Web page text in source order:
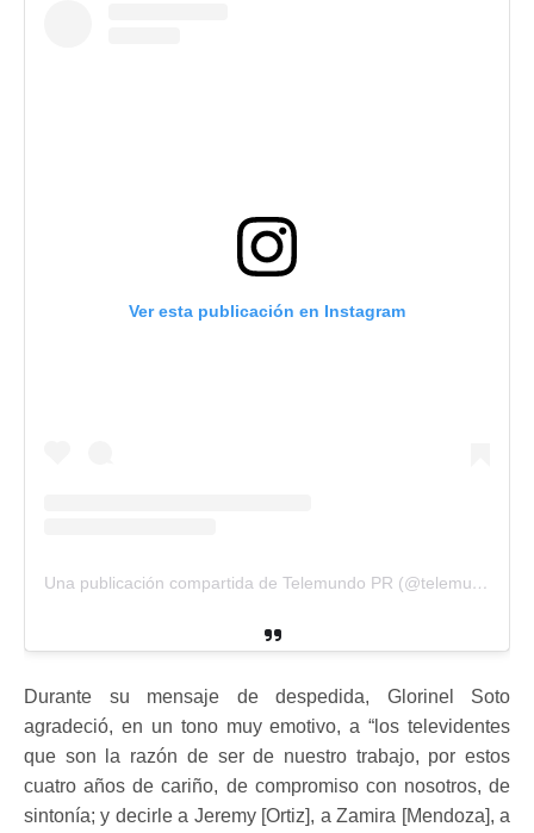
Ver esta publicación en Instagram
Una publicación compartida de Telemundo PR (@telemundopr)
Durante su mensaje de despedida, Glorinel Soto
agradeció, en un tono muy emotivo, a “los televidentes
que son la razón de ser de nuestro trabajo, por estos
cuatro años de cariño, de compromiso con nosotros, de
sintonía; y decirle a Jeremy [Ortiz], a Zamira [Mendoza], a